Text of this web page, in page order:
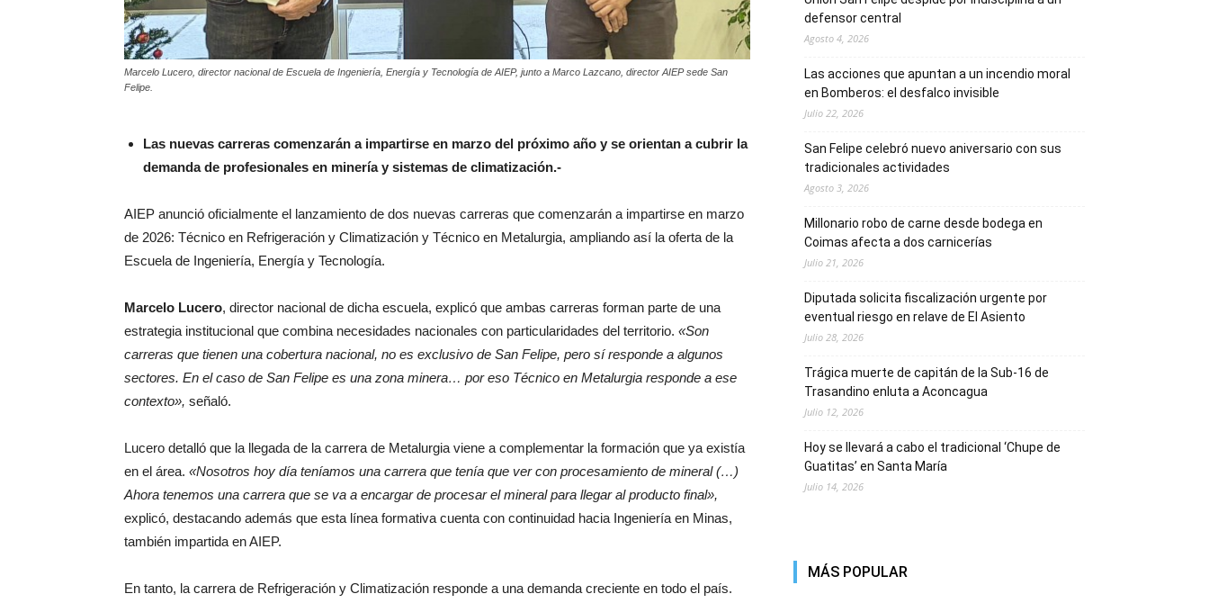
Marcelo Lucero, director nacional de Escuela de Ingeniería, Energía y Tecnología de AIEP, junto a Marco Lazcano, director AIEP sede San
Felipe.
Las nuevas carreras comenzarán a impartirse en marzo del próximo año y se orientan a cubrir la
demanda de profesionales en minería y sistemas de climatización.-
AIEP anunció oficialmente el lanzamiento de dos nuevas carreras que comenzarán a impartirse en marzo
de 2026: Técnico en Refrigeración y Climatización y Técnico en Metalurgia, ampliando así la oferta de la
Escuela de Ingeniería, Energía y Tecnología.
Marcelo Lucero, director nacional de dicha escuela, explicó que ambas carreras forman parte de una
estrategia institucional que combina necesidades nacionales con particularidades del territorio. «Son
carreras que tienen una cobertura nacional, no es exclusivo de San Felipe, pero sí responde a algunos
sectores. En el caso de San Felipe es una zona minera… por eso Técnico en Metalurgia responde a ese
contexto», señaló.
Lucero detalló que la llegada de la carrera de Metalurgia viene a complementar la formación que ya existía
en el área. «Nosotros hoy día teníamos una carrera que tenía que ver con procesamiento de mineral (…)
Ahora tenemos una carrera que se va a encargar de procesar el mineral para llegar al producto final»,
explicó, destacando además que esta línea formativa cuenta con continuidad hacia Ingeniería en Minas,
también impartida en AIEP.
En tanto, la carrera de Refrigeración y Climatización responde a una demanda creciente en todo el país.
defensor central
Agosto 4, 2026
Las acciones que apuntan a un incendio moral
en Bomberos: el desfalco invisible
Julio 22, 2026
San Felipe celebró nuevo aniversario con sus
tradicionales actividades
Agosto 3, 2026
Millonario robo de carne desde bodega en
Coimas afecta a dos carnicerías
Julio 21, 2026
Diputada solicita fiscalización urgente por
eventual riesgo en relave de El Asiento
Julio 28, 2026
Trágica muerte de capitán de la Sub-16 de
Trasandino enluta a Aconcagua
Julio 12, 2026
Hoy se llevará a cabo el tradicional ‘Chupe de
Guatitas’ en Santa María
Julio 14, 2026
MÁS POPULAR